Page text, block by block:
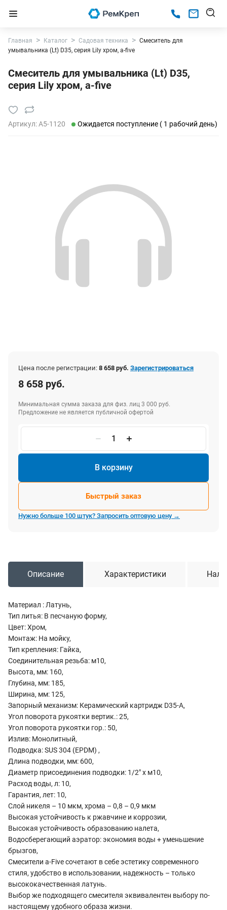
Главная Каталог Садовая техника
Смеситель для
умывальника (Lt) D35, серия Lily хром, a-five
Смеситель для умывальника (Lt) D35,
серия Lily хром, a-five
Артикул:A5-1120 Ожидается поступление ( 1 рабочий день)
Цена после регистрации: 8 658 руб. Зарегистрироваться
8 658 руб.
Минимальная сумма заказа для физ. лиц 3 000 руб.
Предложение не является публичной офертой
В корзину
Быстрый заказ
Нужно больше 100 штук? Запросить оптовую цену →
Описание Характеристики
Материал : Латунь,
Тип литья: В песчаную форму,
Цвет: Хром,
Монтаж: На мойку,
Тип крепления: Гайка,
Соединительная резьба: м10,
Высота, мм: 160,
Глубина, мм: 185,
Ширина, мм: 125,
Запорный механизм: Керамический картридж D35-A,
Угол поворота рукоятки вертик.: 25,
Угол поворота рукоятки гор.: 50,
Излив: Монолитный,
Подводка: SUS 304 (EPDM) ,
Длина подводки, мм: 600,
Диаметр присоединения подводки: 1/2" x м10,
Расход воды, л: 10,
Гарантия, лет: 10,
Слой никеля – 10 мкм, хрома – 0,8 – 0,9 мкм
Высокая устойчивость к ржавчине и коррозии,
Высокая устойчивость образованию налета,
Водосберегающий аэратор: экономия воды + уменьшение
брызгов,
Смесители a-Five сочетают в себе эстетику современного
стиля, удобство в использовании, надежность – только
высококачественная латунь.
Выбор же подходящего смесителя эквивалентен выбору по-
настоящему удобного образа жизни.